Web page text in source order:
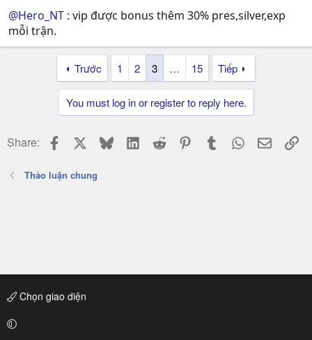
@Hero_NT : vip được bonus thêm 30% pres,silver,exp
mỗi trận.
Trước 1 2 3 … 15 Tiếp
You must log in or register to reply here.
Share: Facebook BlueskyLinkedIn
Reddit PinterestTumblr WhatsApp
Email
Thảo luận chung
Chọn giao diện